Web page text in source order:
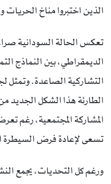
الذين اختبروا مناخ الحريات
تعكس الحالة السودانية
الديمقراطي، بين النماذج
التشاركية الصاعدة. وتمثل
الطارئة هذا الشكل الجديد
المشاركة المجتمعية، رغم
تسعى لإعادة فرض السيطرة
ورغم كل التحديات، يجمع